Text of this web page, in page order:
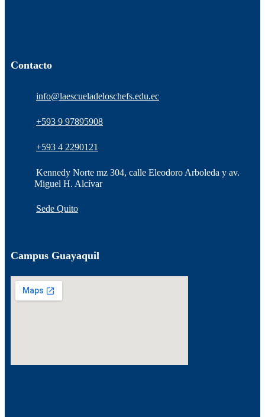
Contacto
info@laescueladeloschefs.edu.ec
+593 9 97895908
+593 4 2290121
Kennedy Norte mz 304, calle Eleodoro Arboleda y av.
Miguel H. Alcívar
Sede Quito
Campus Guayaquil